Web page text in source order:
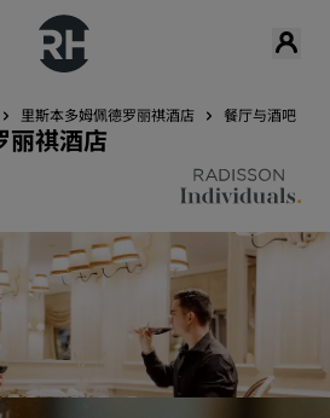
里斯本多姆佩德罗丽祺酒店 餐厅与酒吧
丽祺酒店